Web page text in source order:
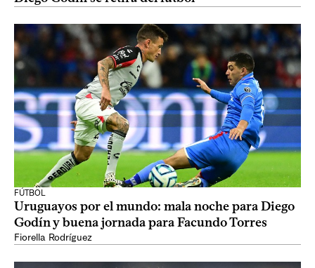
FÚTBOL
Uruguayos por el mundo: mala noche para Diego
Godín y buena jornada para Facundo Torres
Fiorella Rodríguez